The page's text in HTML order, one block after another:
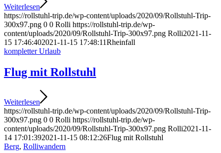
Weiterlesen
https://rollstuhl-trip.de/wp-content/uploads/2020/09/Rollstuhl-Trip-
300x97.png 0 0 Rolli https://rollstuhl-trip.de/wp-
content/uploads/2020/09/Rollstuhl-Trip-300x97.png Rolli2021-11-
15 17:46:402021-11-15 17:48:11Rheinfall
kompletter Urlaub
Flug mit Rollstuhl
Weiterlesen
https://rollstuhl-trip.de/wp-content/uploads/2020/09/Rollstuhl-Trip-
300x97.png 0 0 Rolli https://rollstuhl-trip.de/wp-
content/uploads/2020/09/Rollstuhl-Trip-300x97.png Rolli2021-11-
14 17:01:392021-11-15 08:12:26Flug mit Rollstuhl
Berg, Rolliwandern